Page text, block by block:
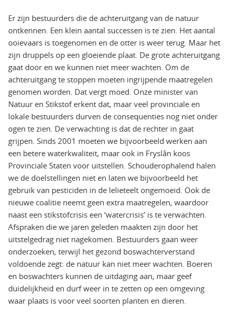
Er zijn bestuurders die de achteruitgang van de natuur
ontkennen. Een klein aantal successen is te zien. Het aantal
ooievaars is toegenomen en de otter is weer terug. Maar het
zijn druppels op een gloeiende plaat. De grote achteruitgang
gaat door en we kunnen niet meer wachten. Om de
achteruitgang te stoppen moeten ingrijpende maatregelen
genomen worden. Dat vergt moed. Onze minister van
Natuur en Stikstof erkent dat, maar veel provinciale en
lokale bestuurders durven de consequenties nog niet onder
ogen te zien. De verwachting is dat de rechter in gaat
grijpen. Sinds 2001 moeten we bijvoorbeeld werken aan
een betere waterkwaliteit, maar ook in Fryslân koos
Provinciale Staten voor uitstellen. Schouderophalend halen
we de doelstellingen niet en laten we bijvoorbeeld het
gebruik van pesticiden in de lelieteelt ongemoeid. Ook de
nieuwe coalitie neemt geen extra maatregelen, waardoor
naast een stikstofcrisis een ‘watercrisis’ is te verwachten.
Afspraken die we jaren geleden maakten zijn door het
uitstelgedrag niet nagekomen. Bestuurders gaan weer
onderzoeken, terwijl het gezond boswachterverstand
voldoende zegt: de natuur kan niet meer wachten. Boeren
en boswachters kunnen de uitdaging aan, maar geef
duidelijkheid en durf weer in te zetten op een omgeving
waar plaats is voor veel soorten planten en dieren.